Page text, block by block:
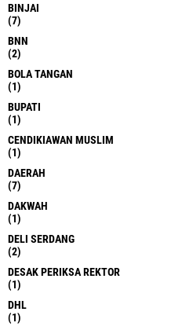
BINJAI
(7)
BNN
(2)
BOLA TANGAN
(1)
BUPATI
(1)
CENDIKIAWAN MUSLIM
(1)
DAERAH
(7)
DAKWAH
(1)
DELI SERDANG
(2)
DESAK PERIKSA REKTOR
(1)
DHL
(1)